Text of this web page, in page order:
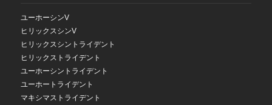
ユーホーシンV
ヒリックスシンV
ヒリックスシントライデント
ヒリックストライデント
ユーホーシントライデント
ユーホートライデント
マキシマストライデント